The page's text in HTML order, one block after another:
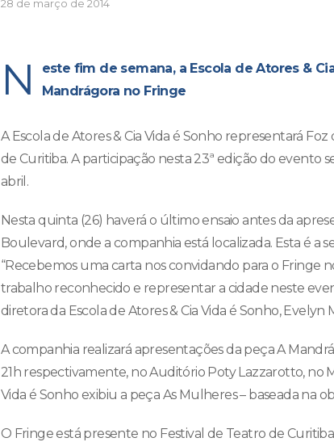
28 de março de 2014
N
este fim de semana, a Escola de Atores &
Mandrágora no Fringe
A Escola de Atores & Cia Vida é Sonho representará
de Curitiba. A participação nesta 23ª edição do evento
abril.
Nesta quinta (26) haverá o último ensaio antes da
Boulevard, onde a companhia está localizada. Esta é a
“Recebemos uma carta nos convidando para o Fringe
trabalho reconhecido e representar a cidade neste
diretora da Escola de Atores & Cia Vida é Sonho, Evelyn
A companhia realizará apresentações da peça A
21h respectivamente, no Auditório Poty Lazzarotto, no
Vida é Sonho exibiu a peça As Mulheres – baseada na
O Fringe está presente no Festival de Teatro de